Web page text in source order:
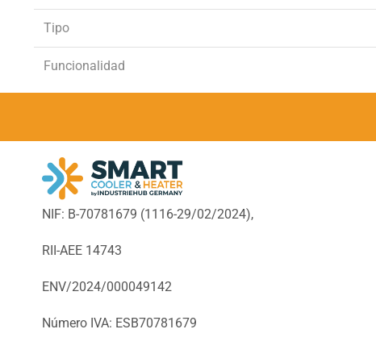
Tipo
Funcionalidad
NIF: B-70781679 (1116-29/02/2024),
RII-AEE 14743
ENV/2024/000049142
Número IVA: ESB70781679